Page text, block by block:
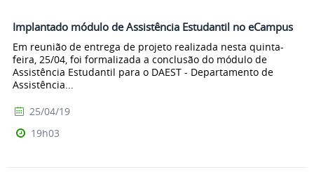
Implantado módulo de Assistência Estudantil no eCampus
Em reunião de entrega de projeto realizada nesta quinta-
feira, 25/04, foi formalizada a conclusão do módulo de
Assistência Estudantil para o DAEST - Departamento de
Assistência...
25/04/19
19h03